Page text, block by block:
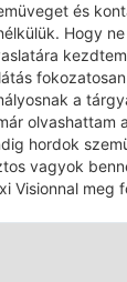
és
Hogy
a
olvashattam
hordok
vagyok
Visionnal meg